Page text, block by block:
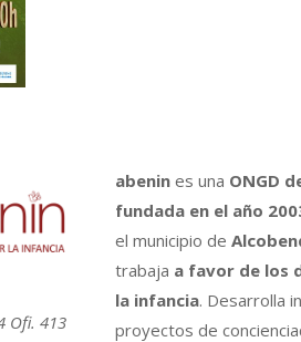
Ofi. 413
abenines una ONGD
fundada en el año
el municipio de
trabaja a favor de los
la infancia. Desarrolla
proyectos de